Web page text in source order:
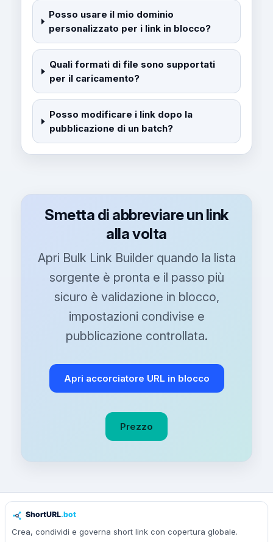
Posso usare il mio dominio
personalizzato per i link in blocco?
Quali formati di file sono supportati
per il caricamento?
Posso modificare i link dopo la
pubblicazione di un batch?
Smetta di abbreviare un link
alla volta
Apri Bulk Link Builder quando la lista
sorgente è pronta e il passo più
sicuro è validazione in blocco,
impostazioni condivise e
pubblicazione controllata.
Apri accorciatore URL in blocco
Prezzo
Crea, condividi e governa short link con copertura globale.